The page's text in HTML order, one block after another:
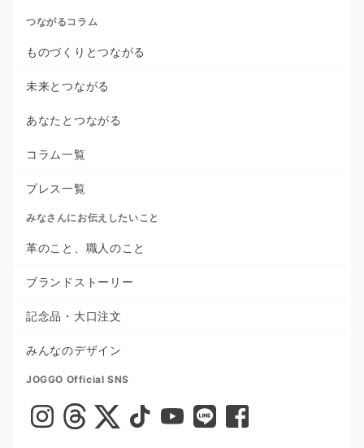
つながるコラム
ものづくりとつながる
未来とつながる
あなたとつながる
コラム一覧
プレス一覧
みなさんにお伝えしたいこと
革のこと、職人のこと
ブランドストーリー
記念品・大口注文
みんなのデザイン
JOGGO Official SNS